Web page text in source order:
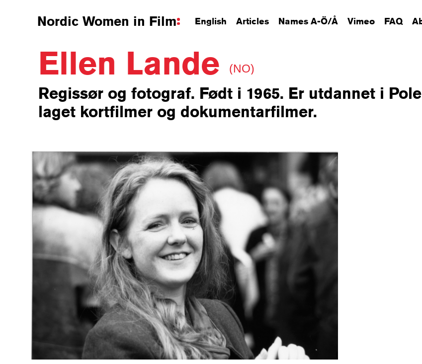
Nordic Women in Film English Articles Names A-Ö/Å Vimeo FAQ
Ellen Lande (NO)
Regissør og fotograf. Født i 1965. Er utdannet i
laget kortfilmer og dokumentarfilmer.